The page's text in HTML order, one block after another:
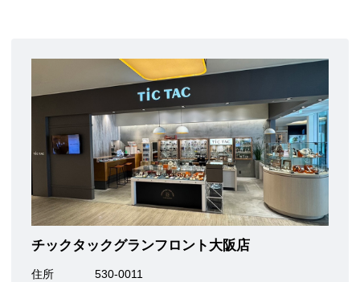
チックタックグランフロント大阪店
住所
530-0011